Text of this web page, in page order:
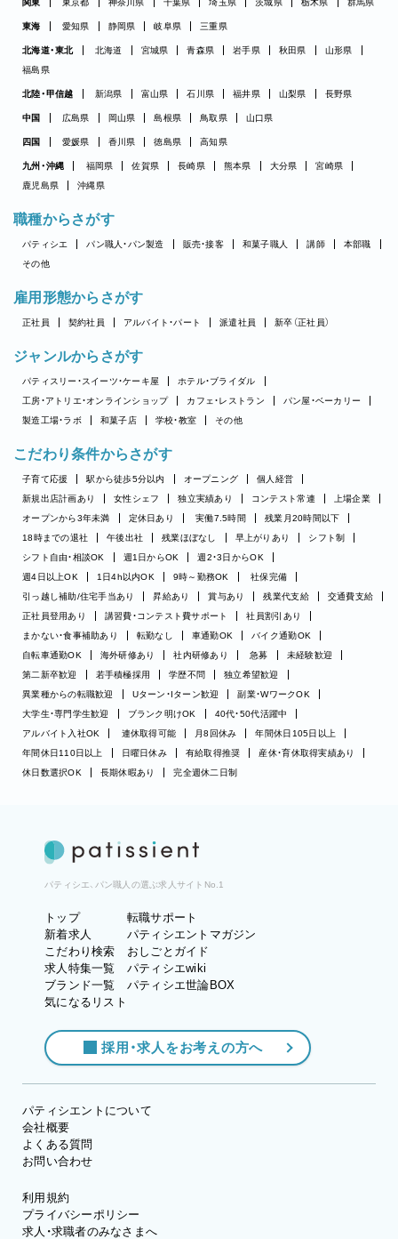
東海 愛知県 静岡県 岐阜県 三重県
北海道・東北 北海道 宮城県 青森県 岩手県 秋田県
山形県
福島県
北陸・甲信越 新潟県 富山県 石川県 福井県 山梨県 長野県
中国 広島県 岡山県 島根県 鳥取県 山口県
四国 愛媛県 香川県 徳島県 高知県
九州・沖縄 福岡県 佐賀県 長崎県 熊本県 大分県
宮崎県
鹿児島県
沖縄県
職種からさがす
パティシエ パン職人・パン製造 販売・接客 和菓子職人 講師
本部職
その他
雇用形態からさがす
正社員 契約社員 アルバイト・パート 派遣社員 新卒（正社員）
ジャンルからさがす
パティスリー・スイーツ・ケーキ屋
ホテル・ブライダル
工房・アトリエ・オンラインショップ
カフェ・レストラン
パン屋・ベーカリー
製造工場・ラボ
和菓子店 学校・教室 その他
こだわり条件からさがす
子育て応援 駅から徒歩5分以内 オープニング
個人経営
新規出店計画あり
女性シェフ 独立実績あり コンテスト常連
上場企業
オープンから3年未満
定休日あり 実働7.5時間
残業月20時間以下
18時までの退社
午後出社 残業ほぼなし 早上がりあり
シフト制
シフト自由・相談OK
週1日からOK
週2・3日からOK
週4日以上OK
1日4h以内OK 9時～勤務OK
社保完備
引っ越し補助/住宅手当あり
昇給あり 賞与あり 残業代支給
交通費支給
正社員登用あり
講習費・コンテスト費サポート
社員割引あり
まかない・食事補助あり
転勤なし 車通勤OK
バイク通勤OK
自転車通勤OK
海外研修あり 社内研修あり 急募
未経験歓迎
第二新卒歓迎
若手積極採用 学歴不問
独立希望歓迎
異業種からの転職歓迎
Uターン・Iターン歓迎
副業・WワークOK
大学生・専門学生歓迎
ブランク明けOK
40代・50代活躍中
アルバイト入社OK
連休取得可能 月8回休み
年間休日105日以上
年間休日110日以上
日曜日休み 有給取得推奨
産休・育休取得実績あり
休日数選択OK
長期休暇あり 完全週休二日制
パティシエ、パン職人の選ぶ求人サイトNo.1
トップ
新着求人
こだわり検索
求人特集一覧
ブランド一覧
気になるリスト
転職サポート
パティシエントマガジン
おしごとガイド
パティシエwiki
パティシエ世論BOX
採用・求人をお考えの方へ
パティシエントについて
会社概要
よくある質問
お問い合わせ
利用規約
プライバシーポリシー
求人・求職者のみなさまへ